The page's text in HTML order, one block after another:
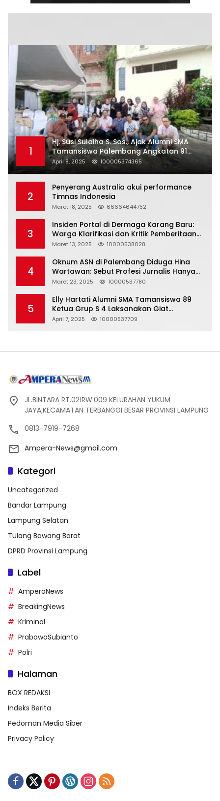
1
Hj. Susi Sulaiha S. Sos., Ajak Alumni SMA
Tamansiswa Palembang Angkatan 91
Halal Bihalal
April 8, 2025 100005374365
2
Penyerang Australia akui performance
Timnas Indonesia
Maret 18, 2025 66664644752
3
Insiden Portal di Dermaga Karang Baru:
Warga Klarifikasi dan Kritik Pemberitaan
yang Tidak Akurat
Maret 13, 2025 10000538028
4
Oknum ASN di Palembang Diduga Hina
Wartawan: Sebut Profesi Jurnalis Hanya
Seharga 2 Liter Bensin, Berujung Dugaan
Maret 23, 2025 10000537780
5
Elly Hartati Alumni SMA Tamansiswa 89
Ketua Grup S 4 Laksanakan Giat
Silaturahmi
April 7, 2025 10000537709
JL.BINTARA RT.021RW.009 KELURAHAN YUKUM
JAYA,KECAMATAN TERBANGGI BESAR PROVINSI LAMPUNG
0813-7919-7268
Ampera-News@gmail.com
Kategori
Uncategorized
Bandar Lampung
Lampung Selatan
Tulang Bawang Barat
DPRD Provinsi Lampung
Label
AmperaNews
BreakingNews
Kriminal
PrabowoSubianto
Polri
Halaman
BOX REDAKSI
Indeks Berita
Pedoman Media Siber
Privacy Policy